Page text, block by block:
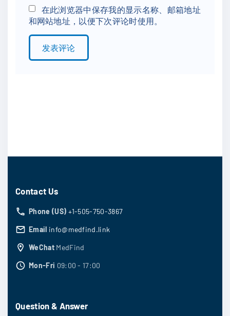
*
a
i
l
在此浏览器中保存我的显示名称、邮箱地址
和网站地址，以便下次评论时使用。
Contact Us
Phone (US) +1-505-750-3867
Email info@medfind.link
WeChat MedFind
Mon-Fri 09:00 - 17:00
Question & Answer